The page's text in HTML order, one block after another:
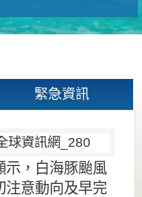
緊急資訊
示，白海豚颱風
注意動向及早完